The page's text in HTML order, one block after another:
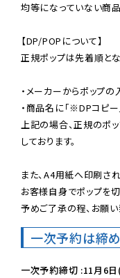
均等になっていない商品
【DP/POPについて】
正規ポップは先着順とな
・メーカーからポップ
・商品名に「※DPコピ
上記の場合、正規のポ
しております。
また、A4用紙へ印刷さ
お客様自身でポップを切
予めご了承の程、お願い
一次予約は締
一次予約締切 :11月6